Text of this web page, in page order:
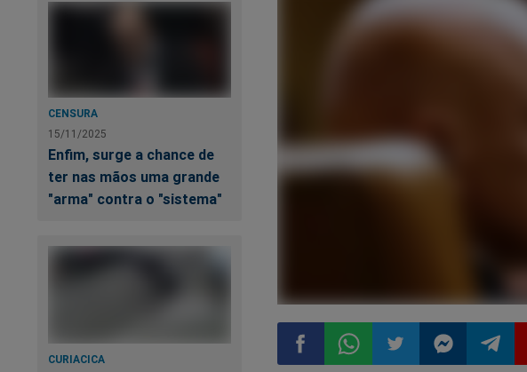
CENSURA
15/11/2025
Enfim, surge a chance de
ter nas mãos uma grande
"arma" contra o "sistema"
CURIACICA